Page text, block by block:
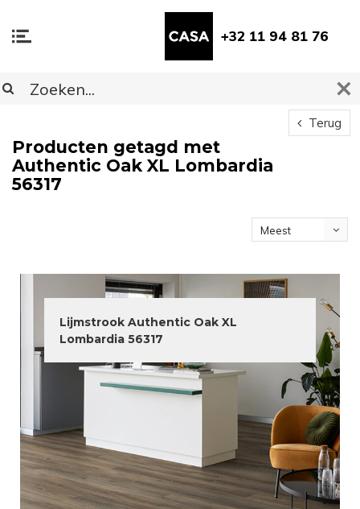
+32 11 94 81 76
Terug
Producten getagd met
Authentic Oak XL Lombardia
56317
Meest
Lijmstrook Authentic Oak XL
Lombardia 56317